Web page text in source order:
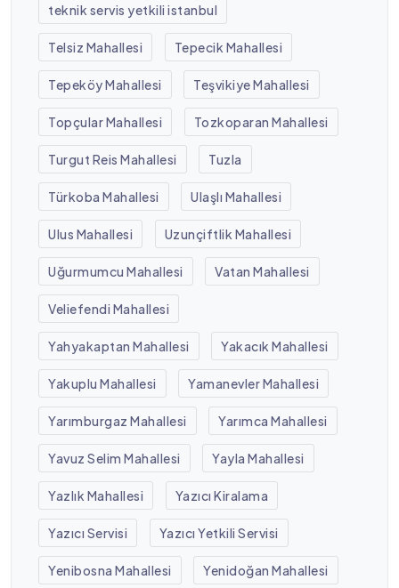
teknik servis yetkili istanbul
Telsiz Mahallesi Tepecik Mahallesi
Tepeköy Mahallesi Teşvikiye Mahallesi
Topçular Mahallesi Tozkoparan Mahallesi
Turgut Reis Mahallesi Tuzla
Türkoba Mahallesi Ulaşlı Mahallesi
Ulus Mahallesi Uzunçiftlik Mahallesi
Uğurmumcu Mahallesi Vatan Mahallesi
Veliefendi Mahallesi
Yahyakaptan Mahallesi Yakacık Mahallesi
Yakuplu Mahallesi Yamanevler Mahallesi
Yarımburgaz Mahallesi Yarımca Mahallesi
Yavuz Selim Mahallesi Yayla Mahallesi
Yazlık Mahallesi Yazıcı Kiralama
Yazıcı Servisi Yazıcı Yetkili Servisi
Yenibosna Mahallesi Yenidoğan Mahallesi